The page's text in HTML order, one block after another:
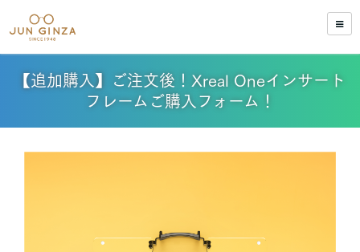
【追加購入】ご注文後！Xreal Oneインサート
フレームご購入フォーム！